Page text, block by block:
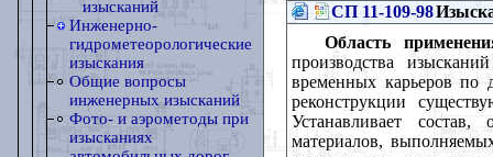
изысканий
Инженерно-
гидрометеорологические
изыскания
Общие вопросы
инженерных изысканий
Фото- и аэрометоды при
изысканиях
СП 11-109-98
Область
производства
временных карьеров по
реконструкции
Устанавливает
материалов,